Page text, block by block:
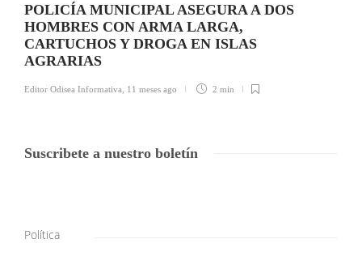
POLICÍA MUNICIPAL ASEGURA A DOS
HOMBRES CON ARMA LARGA,
CARTUCHOS Y DROGA EN ISLAS
AGRARIAS
Editor Odisea Informativa 11 meses ago 2 min
Suscribete a nuestro boletín
Política